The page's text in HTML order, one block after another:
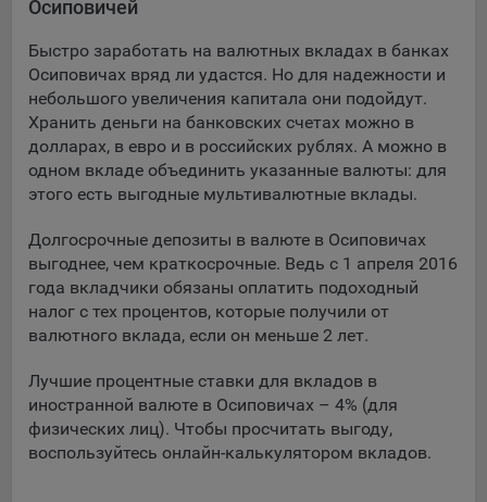
Подобные функции улучшают условия работы
9.3. Файлы cookie предпочтений, например, для настройки
контента. Данные файлы cookie собирают информацию о
выборе пользователя на сайте и его предпочтениях и
позволяют Обществу «запомнить» информацию о
выбранном пользователем городе и других местных
настройках для того, чтобы соответствующим образом
9.4. Аналитические файлы cookie, например
Яндекс.Метрика, Google Analytics. Данные файлы cookie
собирают информацию о том, как пользователь
использовал сайты, и позволяют Обществу вносить в них
улучшения.
Аналитические файлы cookie показывают, какие страницы
сайта Общества посещаются чаще всего, помогают
выявлять трудности, возникающие при использовании
сайта, а также позволяют оценить эффективность
Осиповичей
Быстро заработать на валютных вкладах в банках
Осиповичах вряд ли удастся. Но для надежности и
небольшого увеличения капитала они подойдут.
Хранить деньги на банковских счетах можно в
долларах, в евро и в российских рублях. А можно в
одном вкладе объединить указанные валюты: для
этого есть выгодные мультивалютные вклады.
Долгосрочные депозиты в валюте в Осиповичах
выгоднее, чем краткосрочные. Ведь с 1 апреля 2016
года вкладчики обязаны оплатить подоходный
налог с тех процентов, которые получили от
валютного вклада, если он меньше 2 лет.
Лучшие процентные ставки для вкладов в
иностранной валюте в Осиповичах – 4% (для
физических лиц). Чтобы просчитать выгоду,
воспользуйтесь онлайн-калькулятором вкладов.